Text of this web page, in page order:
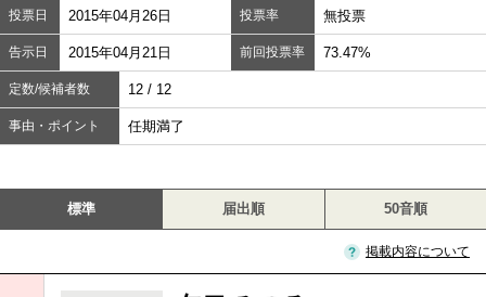
投票日 2015年04月26日 投票率 無投票
告示日 2015年04月21日 前回投票率 73.47%
定数/候補者数 12 / 12
事由・ポイント 任期満了
標準 届出順 50音順
掲載内容について